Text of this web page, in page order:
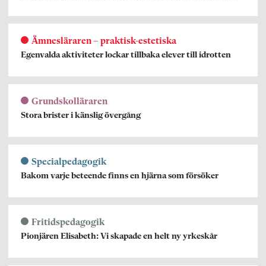
Ämnesläraren – praktisk-estetiska
Egenvalda aktiviteter lockar tillbaka elever till idrotten
Grundskolläraren
Stora brister i känslig övergång
Specialpedagogik
Bakom varje beteende finns en hjärna som försöker
Fritidspedagogik
Pionjären Elisabeth: Vi skapade en helt ny yrkeskår